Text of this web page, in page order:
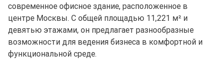
современное офисное здание, расположенное в
центре Москвы. С общей площадью 11,221 м² и
девятью этажами, он предлагает разнообразные
возможности для ведения бизнеса в комфортной и
функциональной среде.